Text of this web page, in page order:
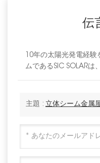
伝
10年の太陽光発電経
ムであるSIC SOLARは、
主題 : 立体シーム金属